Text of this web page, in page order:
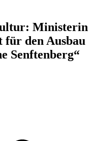
Ministerin
für den Ausbau
Senftenberg“